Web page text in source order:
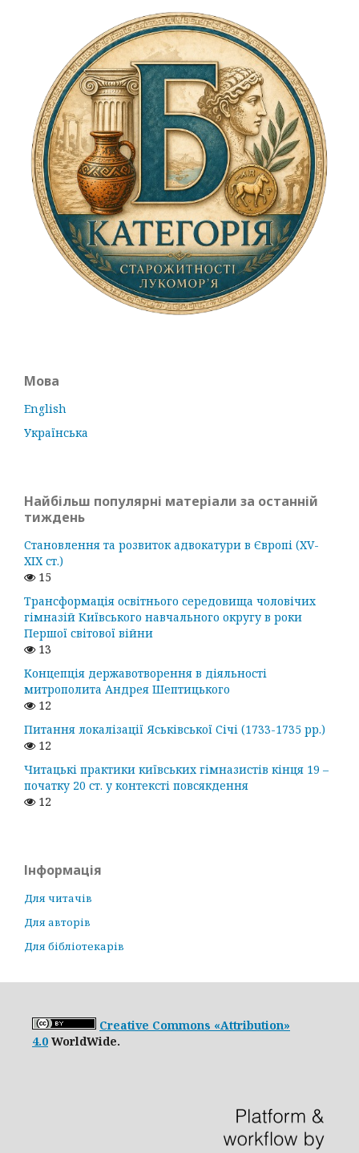
Мова
English
Українська
Найбільш популярні матеріали за останній
тиждень
Становлення та розвиток адвокатури в Європі (ХV-
ХІХ ст.)
15
Трансформація освітнього середовища чоловічих
гімназій Київського навчального округу в роки
Першої світової війни
13
Концепція державотворення в діяльності
митрополита Андрея Шептицького
12
Питання локалізації Яськівської Січі (1733-1735 рр.)
12
Читацькі практики київських гімназистів кінця 19 –
початку 20 ст. у контексті повсякдення
12
Інформація
Для читачів
Для авторів
Для бібліотекарів
Creative Commons «Attribution»
4.0 WorldWide.